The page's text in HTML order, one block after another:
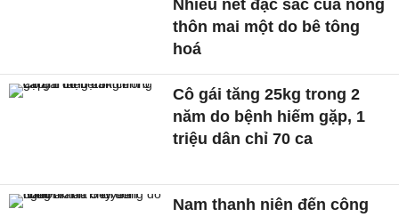
Nhiều nét đặc sắc của nông
thôn mai một do bê tông
hoá
Cô gái tăng 25kg trong 2
năm do bệnh hiếm gặp, 1
triệu dân chỉ 70 ca
Nam thanh niên đến công